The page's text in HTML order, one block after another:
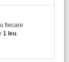
fiecare
1 leu